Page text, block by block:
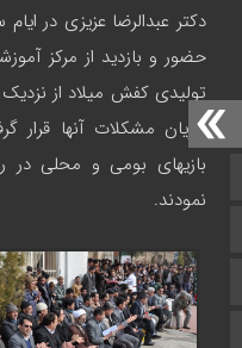
صفحه نخست
اپلیکیشن سایت
سروش
دکتر عبدالرضا عزیزی در
حضور و بازدید از مرکز
تولیدی کفش میلاد از
جریان مشکلات آنها قرار
بازیهای بومی و محلی
نمودند.